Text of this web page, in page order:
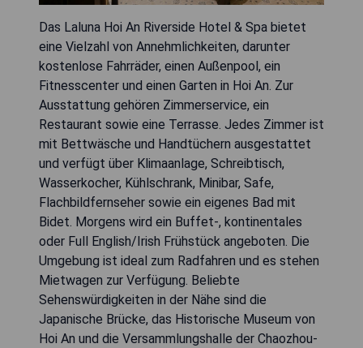
Das Laluna Hoi An Riverside Hotel & Spa bietet
eine Vielzahl von Annehmlichkeiten, darunter
kostenlose Fahrräder, einen Außenpool, ein
Fitnesscenter und einen Garten in Hoi An. Zur
Ausstattung gehören Zimmerservice, ein
Restaurant sowie eine Terrasse. Jedes Zimmer ist
mit Bettwäsche und Handtüchern ausgestattet
und verfügt über Klimaanlage, Schreibtisch,
Wasserkocher, Kühlschrank, Minibar, Safe,
Flachbildfernseher sowie ein eigenes Bad mit
Bidet. Morgens wird ein Buffet-, kontinentales
oder Full English/Irish Frühstück angeboten. Die
Umgebung ist ideal zum Radfahren und es stehen
Mietwagen zur Verfügung. Beliebte
Sehenswürdigkeiten in der Nähe sind die
Japanische Brücke, das Historische Museum von
Hoi An und die Versammlungshalle der Chaozhou-